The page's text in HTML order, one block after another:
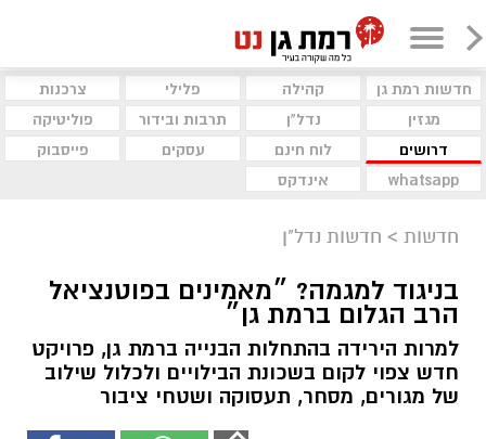
חדשות רמת גן קהילה פלילי
צרכנות
מגזין
נדל"ן תרבות ובידור
פוליטיקה
דרושים
לוח חינם עסקים
פייסבוק
whatsapp
אינדקס
חדשות > חדשות נדל"ן
בניגוד למגמה? ״מאמינים בפוטנציאל
הרב הגלום ברמת גן״
למרות הירידה בהתחלות הבנייה ברמת גן, פרויקט
חדש צפוי לקום בשכונת הבילויים ולכלול שילוב
של מגורים, מסחר, תעסוקה ושטחי ציבור